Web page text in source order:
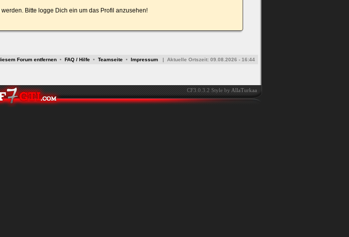
Bitte logge Dich ein um das Profil anzusehen!
Forum entfernen • FAQ / Hilfe • Teamseite • Impressum | Aktuelle Ortszeit: 09.08.2026 - 16:44
CF3.0.3.2 Style byAllaTurkaa